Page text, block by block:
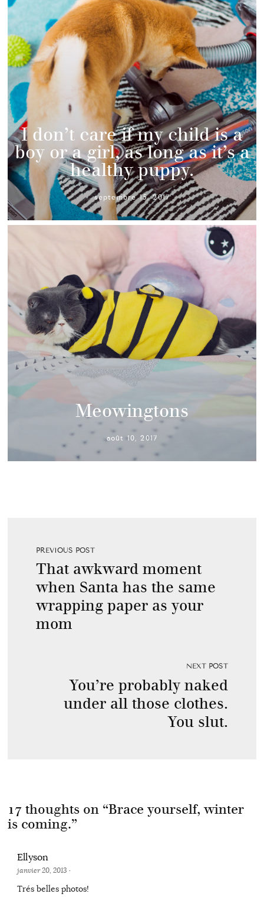
I don’t care if my child is a
boy or a girl, as long as it’s a
healthy puppy.
septembre 15, 2017
Meowingtons
août 10, 2017
PREVIOUS POST
That awkward moment
when Santa has the same
wrapping paper as your
mom
NEXT POST
You’re probably naked
under all those clothes.
You slut.
17 thoughts on “Brace yourself, winter
is coming.”
Ellyson
janvier 20, 2013 ·
Trés belles photos!